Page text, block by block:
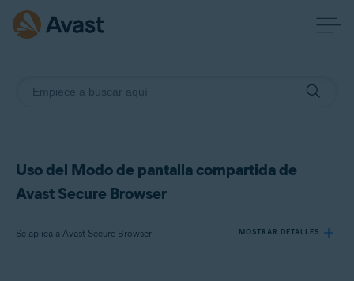
Uso del Modo de pantalla compartida de
Avast Secure Browser
Se aplica a Avast Secure Browser MOSTRAR DETALLES